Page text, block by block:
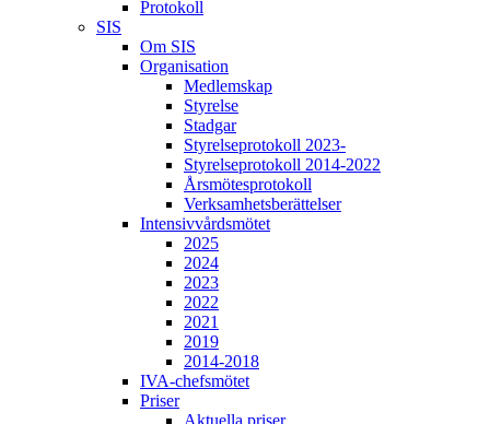
Protokoll
SIS
Om SIS
Organisation
Medlemskap
Styrelse
Stadgar
Styrelseprotokoll 2023-
Styrelseprotokoll 2014-2022
Årsmötesprotokoll
Verksamhetsberättelser
Intensivvårdsmötet
2025
2024
2023
2022
2021
2019
2014-2018
IVA-chefsmötet
Priser
Aktuella priser